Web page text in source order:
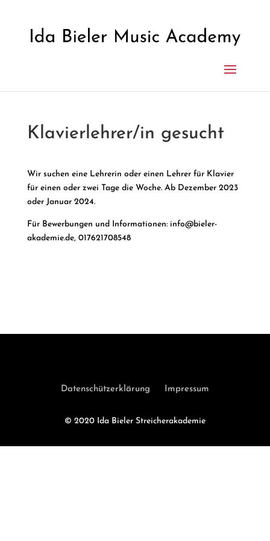
Klavierlehrer/in gesucht
Wir suchen eine Lehrerin oder einen Lehrer für Klavier
für einen oder zwei Tage die Woche. Ab Dezember 2023
oder Januar 2024.
Für Bewerbungen und Informationen: info@bieler-
akademie.de, 017621708548
Datenschützerklärung Impressum
© 2020 Ida Bieler Streicherakademie